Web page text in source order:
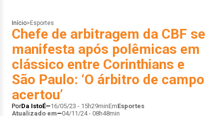
Início> Esportes
Chefe de arbitragem da CBF se
manifesta após polêmicas em
clássico entre Corinthians e
São Paulo: ‘O árbitro de campo
acertou’
PorDa IstoÉ 16/05/23 - 15h29minEmEsportes
Atualizado em
04/11/24 - 08h48min